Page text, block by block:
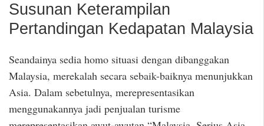
Susunan Keterampilan
Pertandingan Kedapatan Malaysia
Seandainya sedia homo situasi dengan dibanggakan
Malaysia, merekalah secara sebaik-baiknya menunjukkan
Asia. Dalam sebetulnya, merepresentasikan
menggunakannya jadi penjualan turisme